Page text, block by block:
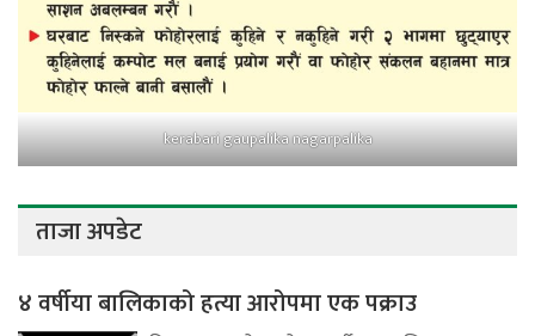
kerabari gaupalika nagarpalika
ताजा अपडेट
४ वर्षीया बालिकाको हत्या आरोपमा एक पक्राउ